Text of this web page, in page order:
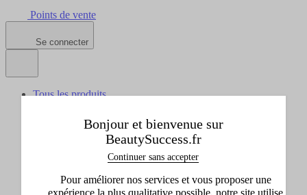
Points de vente
Se connecter
Tous les produits
Idées cadeaux
Afficher le sous-menu de Idées cadeaux
Afficher le sous-menu de Marques
Promos
Afficher le sous-menu de Promos
Bonjour et bienvenue sur
BeautySuccess.fr
Continuer sans accepter
Pour améliorer nos services et vous proposer une
expérience la plus qualitative possible, notre site utilise